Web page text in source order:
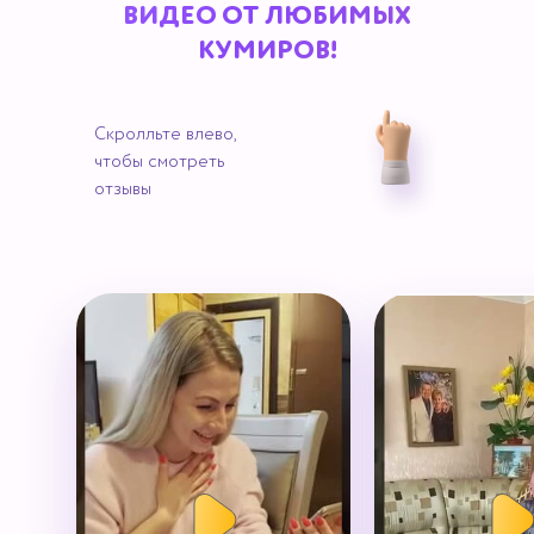
ВИДЕО ОТ ЛЮБИМЫХ
КУМИРОВ!
Скролльте влево,
чтобы смотреть
отзывы